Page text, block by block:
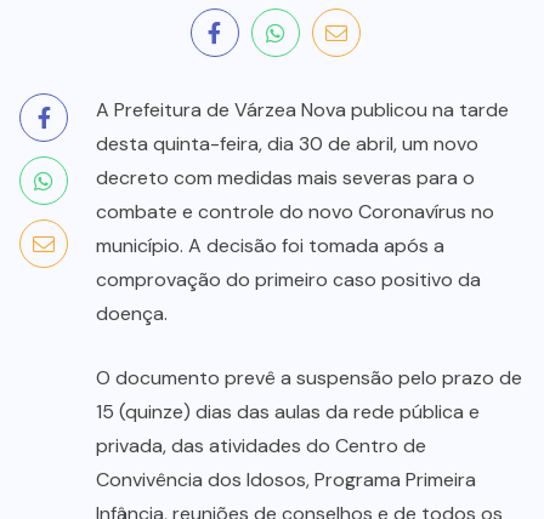
A Prefeitura de Várzea Nova publicou na tarde
desta quinta-feira, dia 30 de abril, um novo
decreto com medidas mais severas para o
combate e controle do novo Coronavírus no
município. A decisão foi tomada após a
comprovação do primeiro caso positivo da
doença.
O documento prevê a suspensão pelo prazo de
15 (quinze) dias das aulas da rede pública e
privada, das atividades do Centro de
Convivência dos Idosos, Programa Primeira
Infância, reuniões de conselhos e de todos os